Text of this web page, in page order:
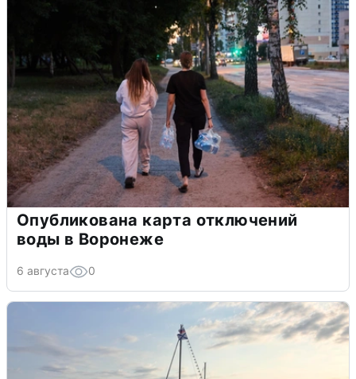
Опубликована карта отключений
воды в Воронеже
6 августа 0